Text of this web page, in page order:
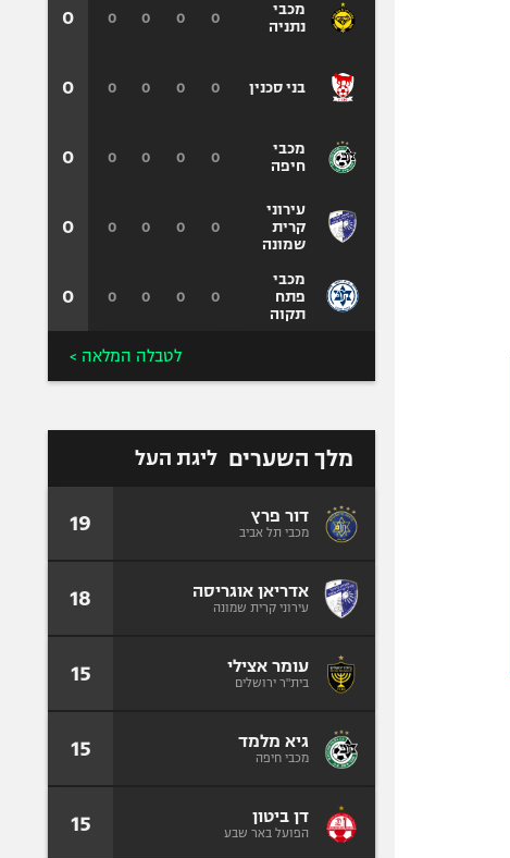
מכבי
נתניה
בני סכנין
מכבי
חיפה
עירוני
קרית
שמונה
מכבי
פתח
תקוה
0
0
0
0
0
0
0
0
0
0
0
0
0
0
0
0
0
0
0
0
0
0
0
0
0
לטבלה המלאה >
מלך השערים ליגת העל
דור פרץ
מכבי תל אביב 19
אדריאן אוגריסה
עירוני קרית שמונה 18
עומר אצילי
בית"ר ירושלים 15
גיא מלמד
מכבי חיפה 15
דן ביטון
הפועל באר שבע 15